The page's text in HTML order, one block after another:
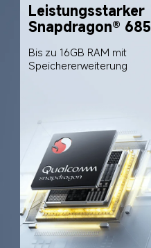
Leistungsstarker
Snapdragon® 685
Bis zu 16GB RAM mit
Speichererweiterung